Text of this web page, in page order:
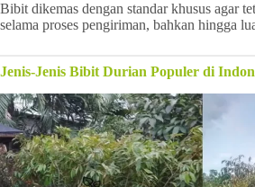
Bibit dikemas dengan standar khusus agar
selama proses pengiriman, bahkan hingga
Jenis-Jenis Bibit Durian Populer di